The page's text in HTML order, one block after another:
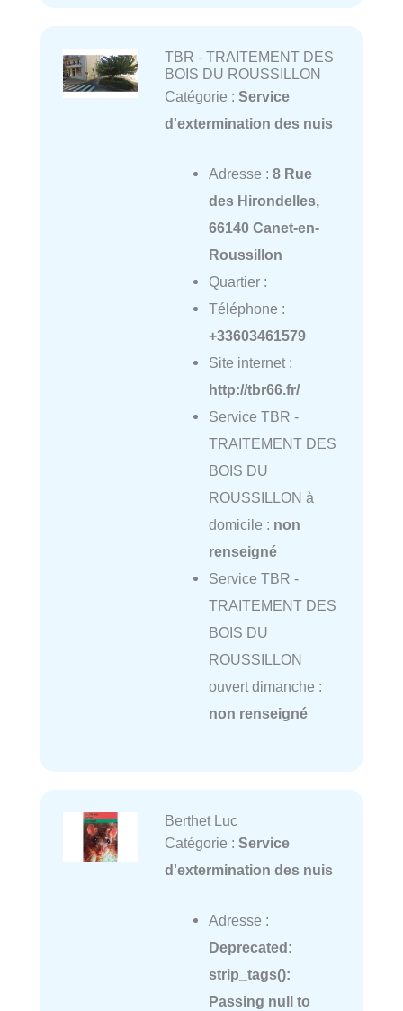
TBR - TRAITEMENT DES
BOIS DU ROUSSILLON
Catégorie : Service
d'extermination des nuis
Adresse : 8 Rue
des Hirondelles,
66140 Canet-en-
Roussillon
Quartier :
Téléphone :
+33603461579
Site internet :
http://tbr66.fr/
Service TBR -
TRAITEMENT DES
BOIS DU
ROUSSILLON à
domicile : non
renseigné
Service TBR -
TRAITEMENT DES
BOIS DU
ROUSSILLON
ouvert dimanche :
non renseigné
Berthet Luc
Catégorie : Service
d'extermination des nuis
Adresse :
Deprecated :
strip_tags():
Passing null to